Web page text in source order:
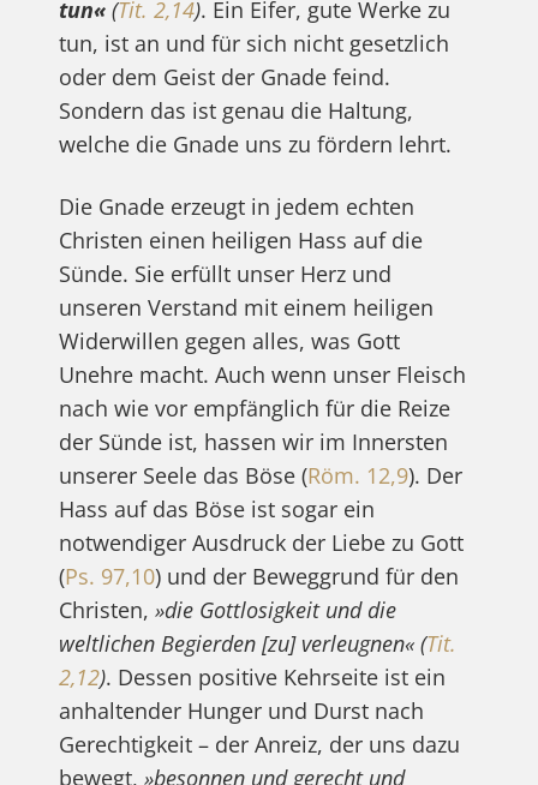
tun« (Tit. 2,14). Ein Eifer, gute Werke zu
tun, ist an und für sich nicht gesetzlich
oder dem Geist der Gnade feind.
Sondern das ist genau die Haltung,
welche die Gnade uns zu fördern lehrt.
Die Gnade erzeugt in jedem echten
Christen einen heiligen Hass auf die
Sünde. Sie erfüllt unser Herz und
unseren Verstand mit einem heiligen
Widerwillen gegen alles, was Gott
Unehre macht. Auch wenn unser Fleisch
nach wie vor empfänglich für die Reize
der Sünde ist, hassen wir im Innersten
unserer Seele das Böse (Röm. 12,9). Der
Hass auf das Böse ist sogar ein
notwendiger Ausdruck der Liebe zu Gott
(Ps. 97,10) und der Beweggrund für den
Christen, »die Gottlosigkeit und die
weltlichen Begierden [zu] verleugnen« (Tit.
2,12). Dessen positive Kehrseite ist ein
anhaltender Hunger und Durst nach
Gerechtigkeit – der Anreiz, der uns dazu
bewegt, »besonnen und gerecht und